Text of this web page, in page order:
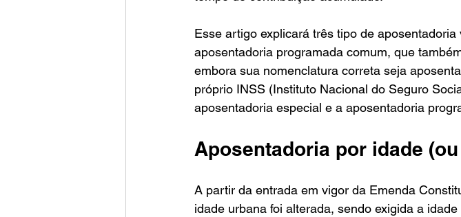
Esse artigo explicará três tipo de
aposentadoria programada comum, que
embora sua nomenclatura correta seja
próprio INSS (Instituto Nacional do Seguro
aposentadoria especial e a aposentadoria
Aposentadoria por idade
A partir da entrada em vigor da Emenda
idade urbana foi alterada, sendo exigida a